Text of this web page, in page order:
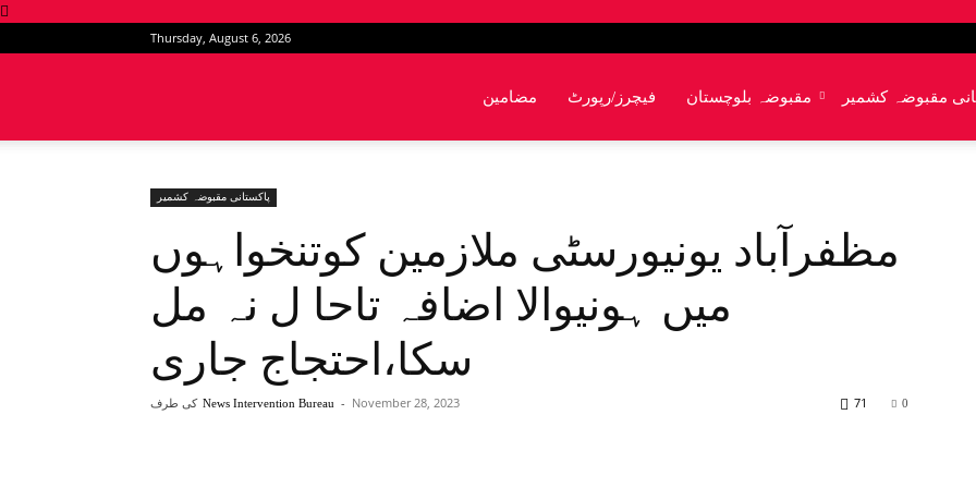
Thursday, August 6, 2026
مضامین فیچرز/رپورٹ مقبوضہ بلوچستان مقبوضہ کشمیر
پاکستانی مقبوضہ کشمیر
مظفرآباد یونیورسٹی ملازمین کوتنخواہوں
میں ہونیوالا اضافہ تاحا ل نہ مل
سکا،احتجاج جاری
کی طرف News Intervention Bureau - November 28, 2023 0
71